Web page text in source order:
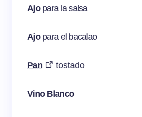
Ajo para la salsa
Ajo para el bacalao
Pan tostado
Vino Blanco